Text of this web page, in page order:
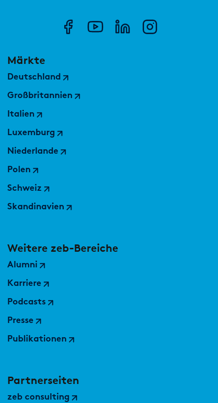
Märkte
Deutschland
Großbritannien
Italien
Luxemburg
Niederlande
Polen
Schweiz
Skandinavien
Weitere zeb-Bereiche
Alumni
Karriere
Podcasts
Presse
Publikationen
Partnerseiten
zeb consulting